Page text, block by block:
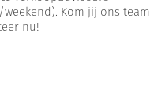
Kom jij ons team
nu!